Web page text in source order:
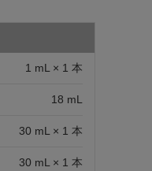
1 mL × 1 本
18 mL
30 mL × 1 本
30 mL × 1 本